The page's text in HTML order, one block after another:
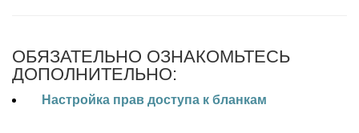
ОБЯЗАТЕЛЬНО ОЗНАКОМЬТЕСЬ
ДОПОЛНИТЕЛЬНО:
Настройка прав доступа к бланкам